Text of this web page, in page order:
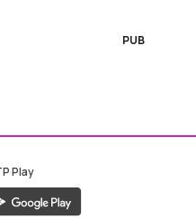
PUB
Play